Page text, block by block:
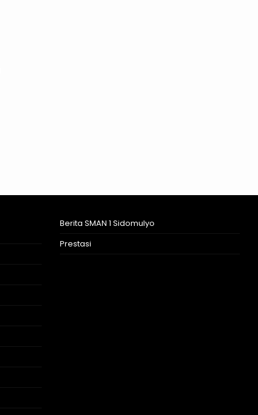
Berita SMAN 1 Sidomulyo
Prestasi